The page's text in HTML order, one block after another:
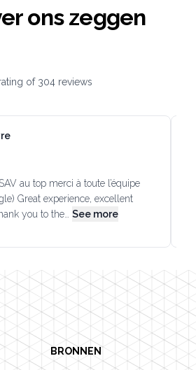
ons zeggen
of 304 reviews
au top merci à toute l’équipe
Great experience, excellent
you to the…
See more
BRONNEN